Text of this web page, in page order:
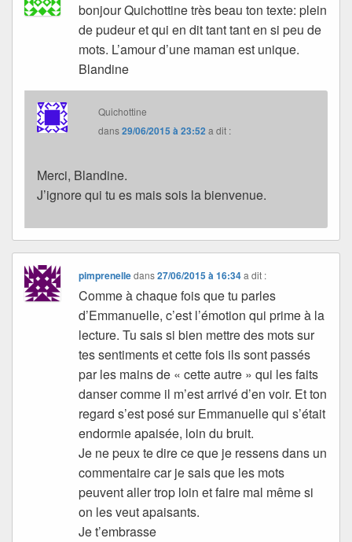
bonjour Quichottine très beau ton texte: plein
de pudeur et qui en dit tant tant en si peu de
mots. L’amour d’une maman est unique.
Blandine
Quichottine
dans29/06/2015 à 23:52 a dit :
Merci, Blandine.
J’ignore qui tu es mais sois la bienvenue.
pimprenelledans27/06/2015 à 16:34 a dit :
Comme à chaque fois que tu parles
d’Emmanuelle, c’est l’émotion qui prime à la
lecture. Tu sais si bien mettre des mots sur
tes sentiments et cette fois ils sont passés
par les mains de « cette autre » qui les faits
danser comme il m’est arrivé d’en voir. Et ton
regard s’est posé sur Emmanuelle qui s’était
endormie apaisée, loin du bruit.
Je ne peux te dire ce que je ressens dans un
commentaire car je sais que les mots
peuvent aller trop loin et faire mal même si
on les veut apaisants.
Je t’embrasse